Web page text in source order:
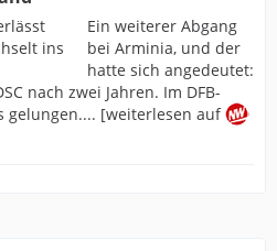
Ein weiterer Abgang
bei Arminia, und der
hatte sich angedeutet:
nach zwei Jahren. Im DFB-
gelungen.... [weiterlesen auf